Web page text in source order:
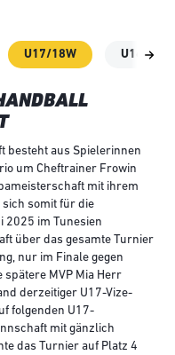
U17/18W U16W
besteht aus Spielerinnen
um Cheftrainer Frowin
mit ihrem
somit für die
2025 im Tunesien
über das gesamte Turnier
nur im Finale gegen
spätere MVP Mia Herr
derzeitiger U17-Vize-
folgenden U17-
mit gänzlich
das Turnier auf Platz 4